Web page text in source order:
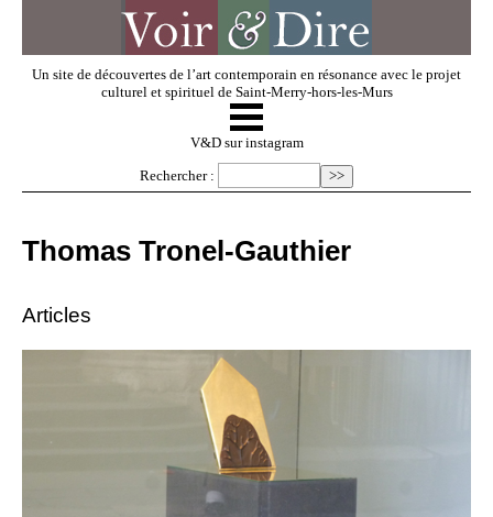
Un site de découvertes de l’art contemporain en résonance avec le projet
culturel et spirituel de Saint-Merry-hors-les-Murs
V & D
Regarder
Dossiers
Événements
☰
V&D sur instagram
Rechercher :
Thomas Tronel-Gauthier
Articles